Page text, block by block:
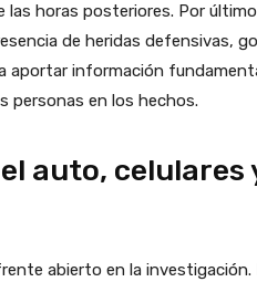
las horas posteriores. Por
de heridas defensivas,
aportar información
personas en los hechos.
auto, celulares
abierto en la